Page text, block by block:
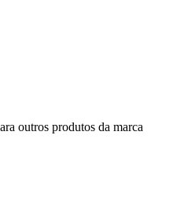
outros produtos da marca